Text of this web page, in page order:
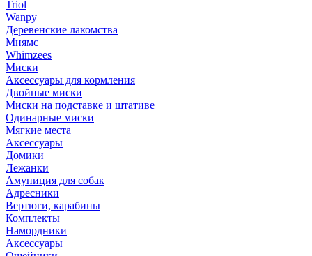
Triol
Wanpy
Деревенские лакомства
Мнямс
Whimzees
Миски
Аксессуары для кормления
Двойные миски
Миски на подставке и штативе
Одинарные миски
Мягкие места
Аксессуары
Домики
Лежанки
Амуниция для собак
Адресники
Вертюги, карабины
Комплекты
Намордники
Аксессуары